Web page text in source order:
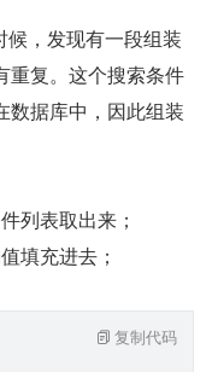
，发现有一段组装
重复。这个搜索条件
数据库中，因此组装
列表取出来；
填充进去；
复制代码